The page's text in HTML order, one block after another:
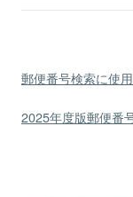
郵便番号検索に使
2025年度版郵便番